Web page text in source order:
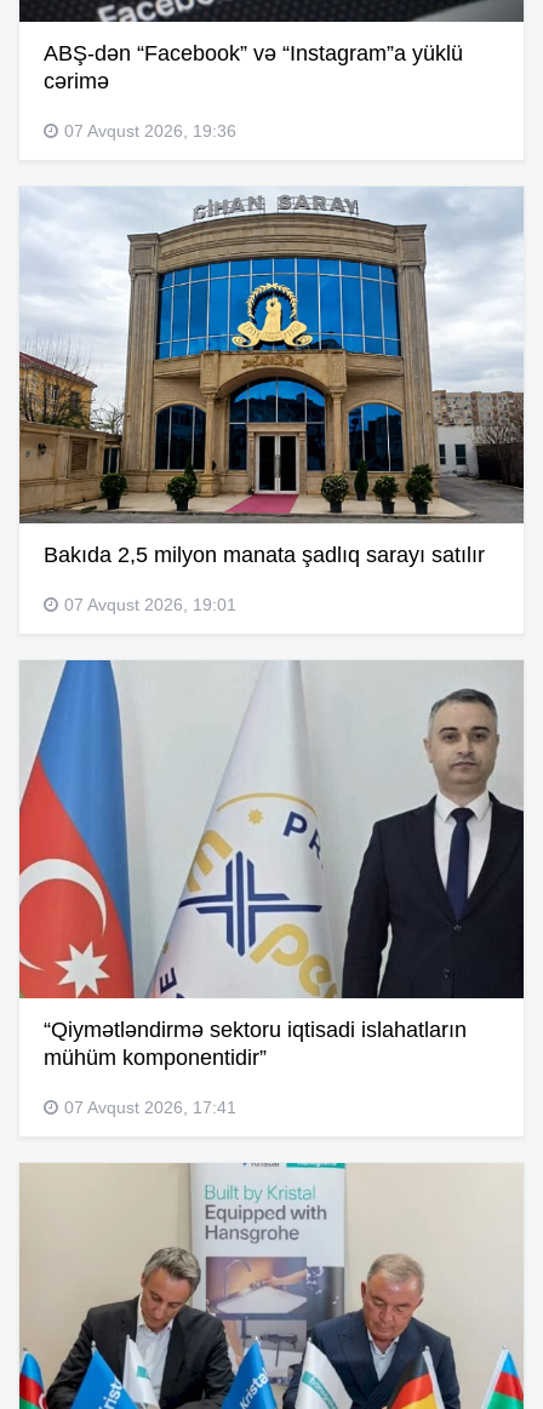
ABŞ-dən “Facebook” və “Instagram”a yüklü
cərimə
07 Avqust 2026, 19:36
Bakıda 2,5 milyon manata şadlıq sarayı satılır
07 Avqust 2026, 19:01
“Qiymətləndirmə sektoru iqtisadi islahatların
mühüm komponentidir”
07 Avqust 2026, 17:41